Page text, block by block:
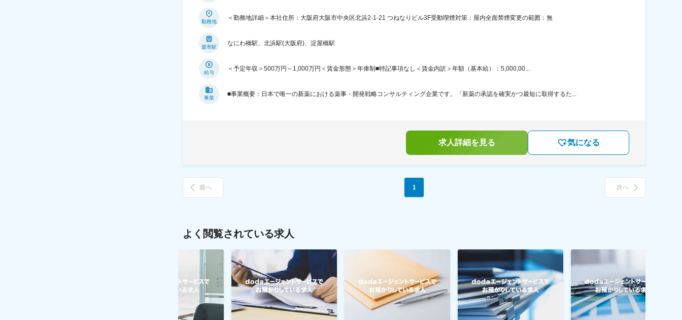
勤務地
＜勤務地詳細＞本社住所：大阪府大阪市中央区北浜2-1-21 つねなりビル3F受動喫煙対策：屋内全面禁煙変更の範囲：無
最寄駅
なにわ橋駅、北浜駅(大阪府)、淀屋橋駅
給与
＜予定年収＞500万円～1,000万円＜賃金形態＞年俸制■特記事項なし＜賃金内訳＞年額（基本給）：5,000,00...
事業
■事業概要：日本で唯一の新薬における薬事・開発戦略コンサルティング企業です。「新薬の承認を確実かつ最短に取得するた...
求人詳細を見る 気になる
前へ 1 次へ
よく閲覧されている求人